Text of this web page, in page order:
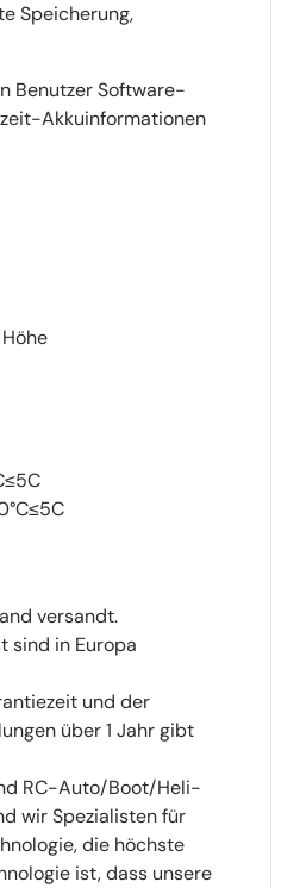
Speicherung,
Benutzer Software-
Akkuinformationen
≤5C
≤5C
versandt.
sind in Europa
und der
über 1 Jahr gibt
RC-Auto/Boot/Heli-
wir Spezialisten für
die höchste
ist, dass unsere